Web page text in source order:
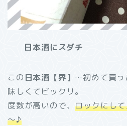
日本酒にスダチ
この日本酒【界】 …初めて買っ
味しくてビックリ。
度数が高いので、ロックにし
～♪